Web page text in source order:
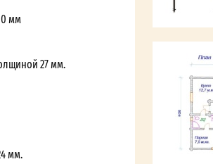
мм
27 мм.
мм.